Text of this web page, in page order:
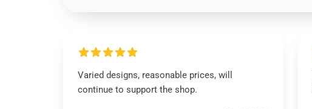
Varied designs, reasonable prices, will
continue to support the shop.